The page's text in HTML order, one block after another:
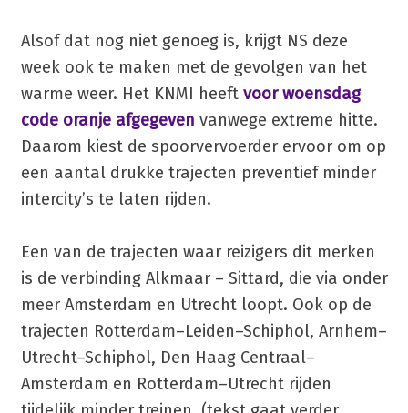
Alsof dat nog niet genoeg is, krijgt NS deze
week ook te maken met de gevolgen van het
warme weer. Het KNMI heeft voor woensdag
code oranje afgegeven vanwege extreme hitte.
Daarom kiest de spoorvervoerder ervoor om op
een aantal drukke trajecten preventief minder
intercity’s te laten rijden.
Een van de trajecten waar reizigers dit merken
is de verbinding Alkmaar – Sittard, die via onder
meer Amsterdam en Utrecht loopt. Ook op de
trajecten Rotterdam–Leiden–Schiphol, Arnhem–
Utrecht–Schiphol, Den Haag Centraal–
Amsterdam en Rotterdam–Utrecht rijden